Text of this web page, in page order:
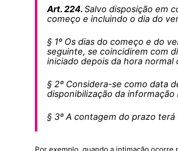
Art. 224.Salvo disposição em
começo e incluindo o dia do
§ 1º Os dias do começo e do
seguinte, se coincidirem com
iniciado depois da hora
§ 2º Considera-se como data
disponibilização da
§ 3º A contagem do prazo
Por exemplo, quando a intimação ocorre